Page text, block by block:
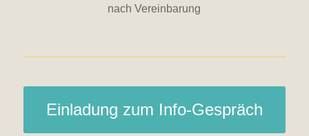
nach Vereinbarung
Einladung zum Info-Gespräch